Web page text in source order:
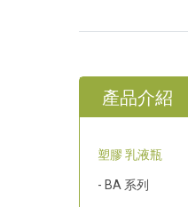
產品介紹
塑膠 乳液瓶
- BA 系列